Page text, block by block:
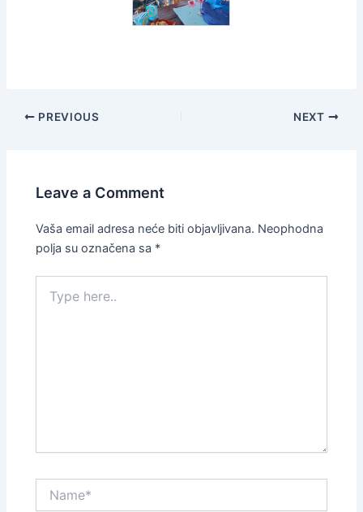
PREVIOUS NEXT
Leave a Comment
Vaša email adresa neće biti objavljivana. Neophodna
polja su označena sa *
here..